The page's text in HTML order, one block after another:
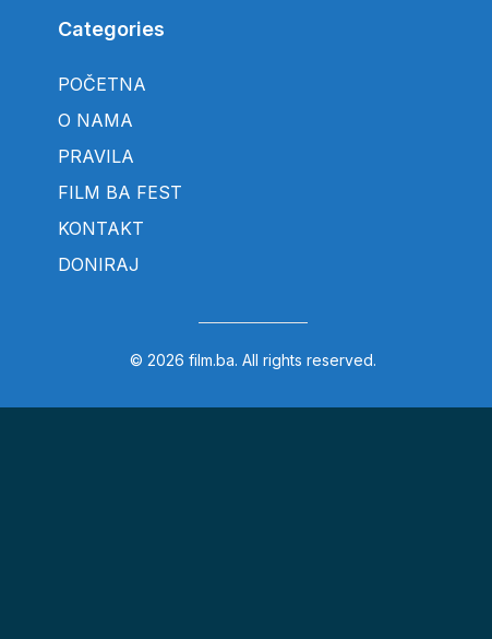
Categories
POČETNA
O NAMA
PRAVILA
FILM BA FEST
KONTAKT
DONIRAJ
© 2026 film.ba. All rights reserved.